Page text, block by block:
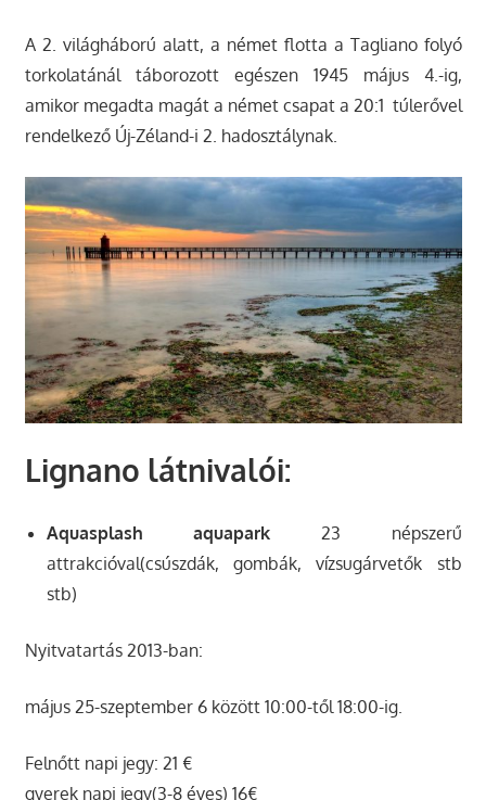
A 2. világháború alatt, a német flotta a Tagliano folyó
torkolatánál táborozott egészen 1945 május 4.-ig,
amikor megadta magát a német csapat a 20:1 túlerővel
rendelkező Új-Zéland-i 2. hadosztálynak.
Lignano látnivalói:
Aquasplash aquapark 23 népszerű
attrakcióval(csúszdák, gombák, vízsugárvetők stb
stb)
Nyitvatartás 2013-ban:
május 25-szeptember 6 között 10:00-től 18:00-ig.
Felnőtt napi jegy: 21 €
gyerek napi jegy(3-8 éves) 16€